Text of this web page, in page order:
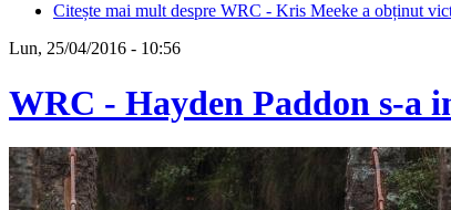
Citește mai mult despre WRC - Kris Meeke a obținut
Lun, 25/04/2016 - 10:56
WRC - Hayden Paddon s-a